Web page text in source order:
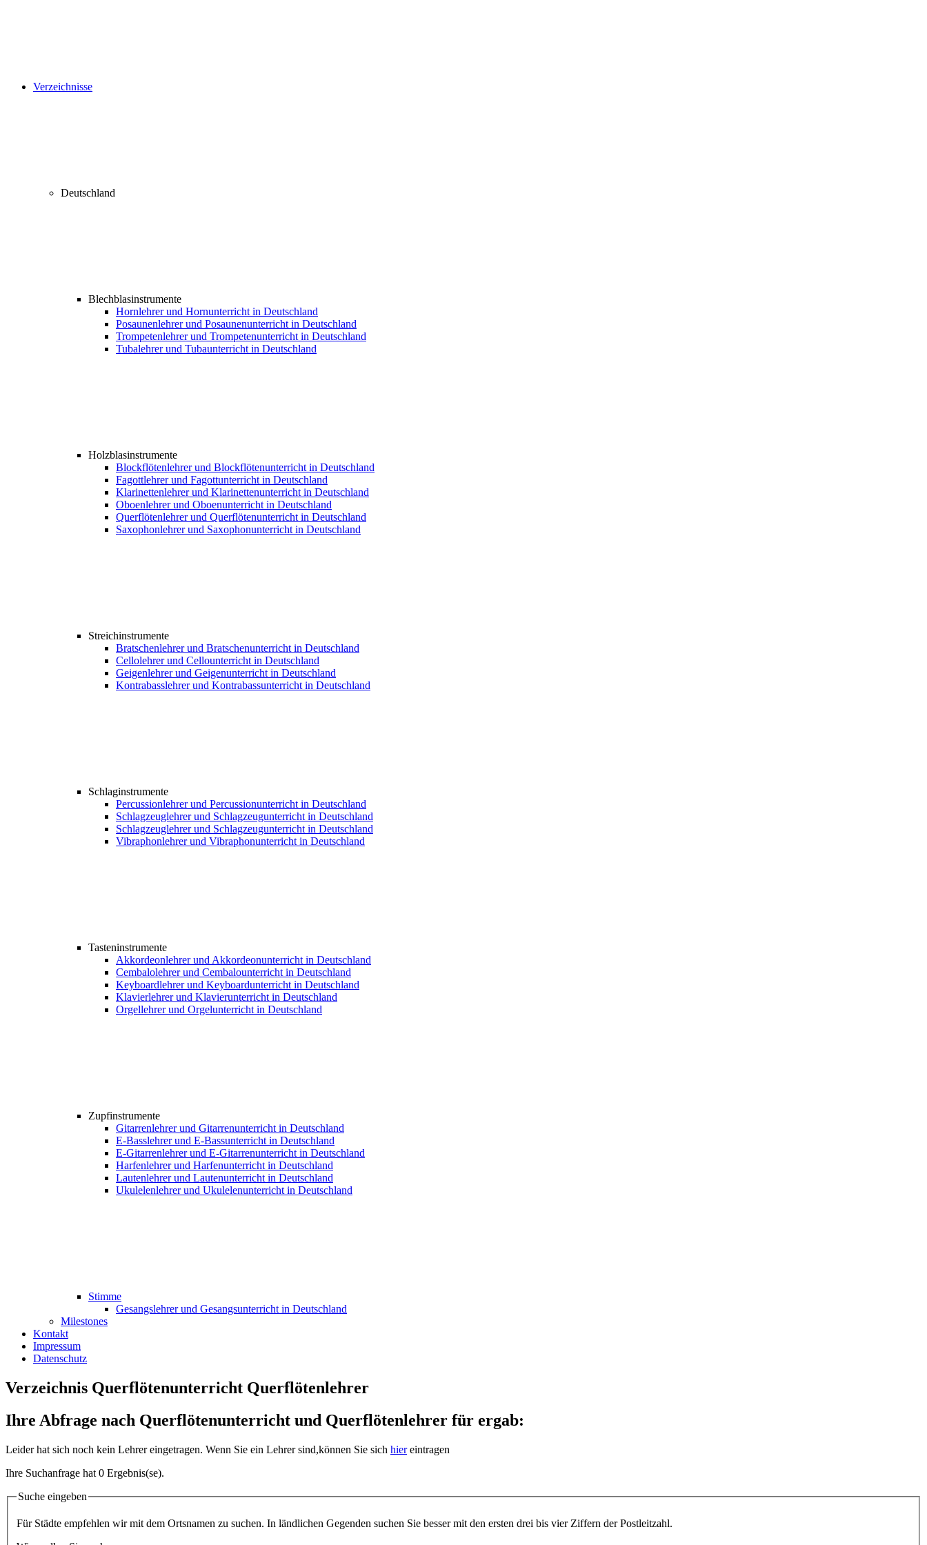
Verzeichnisse
Deutschland
Blechblasinstrumente
Hornlehrer und Hornunterricht in Deutschland
Posaunenlehrer und Posaunenunterricht in Deutschland
Trompetenlehrer und Trompetenunterricht in Deutschland
Tubalehrer und Tubaunterricht in Deutschland
Holzblasinstrumente
Blockflötenlehrer und Blockflötenunterricht in Deutschland
Fagottlehrer und Fagottunterricht in Deutschland
Klarinettenlehrer und Klarinettenunterricht in Deutschland
Oboenlehrer und Oboenunterricht in Deutschland
Querflötenlehrer und Querflötenunterricht in Deutschland
Saxophonlehrer und Saxophonunterricht in Deutschland
Streichinstrumente
Bratschenlehrer und Bratschenunterricht in Deutschland
Cellolehrer und Cellounterricht in Deutschland
Geigenlehrer und Geigenunterricht in Deutschland
Kontrabasslehrer und Kontrabassunterricht in Deutschland
Schlaginstrumente
Percussionlehrer und Percussionunterricht in Deutschland
Schlagzeuglehrer und Schlagzeugunterricht in Deutschland
Schlagzeuglehrer und Schlagzeugunterricht in Deutschland
Vibraphonlehrer und Vibraphonunterricht in Deutschland
Tasteninstrumente
Akkordeonlehrer und Akkordeonunterricht in Deutschland
Cembalolehrer und Cembalounterricht in Deutschland
Keyboardlehrer und Keyboardunterricht in Deutschland
Klavierlehrer und Klavierunterricht in Deutschland
Orgellehrer und Orgelunterricht in Deutschland
Zupfinstrumente
Gitarrenlehrer und Gitarrenunterricht in Deutschland
E-Basslehrer und E-Bassunterricht in Deutschland
E-Gitarrenlehrer und E-Gitarrenunterricht in Deutschland
Harfenlehrer und Harfenunterricht in Deutschland
Lautenlehrer und Lautenunterricht in Deutschland
Ukulelenlehrer und Ukulelenunterricht in Deutschland
Stimme
Gesangslehrer und Gesangsunterricht in Deutschland
Milestones
Kontakt
Impressum
Datenschutz
Verzeichnis Querflötenunterricht Querflötenlehrer
Ihre Abfrage nach Querflötenunterricht und Querflötenlehrer für ergab:
Leider hat sich noch kein Lehrer eingetragen. Wenn Sie ein Lehrer sind,können Sie sich hiereintragen
Ihre Suchanfrage hat 0 Ergebnis(se).
Suche eingeben
Für Städte empfehlen wir mit dem Ortsnamen zu suchen. In ländlichen Gegenden suchen Sie besser mit den ersten drei bis vier Ziffern der Postleitzahl.